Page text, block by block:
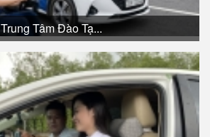
Trung Tâm Đào Tạ...